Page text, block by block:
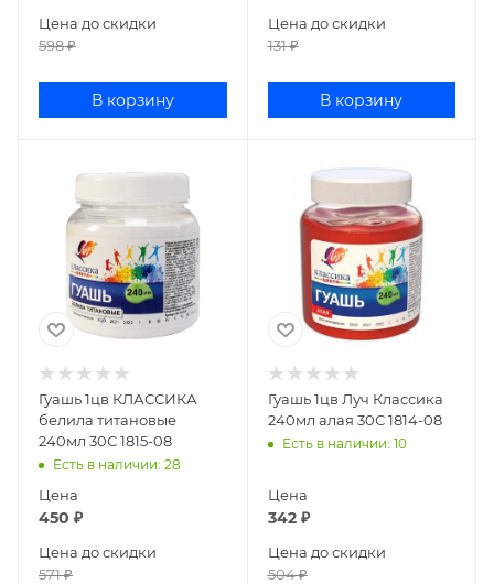
Цена до скидки
598₽
В корзину
Цена до скидки
131₽
В корзину
Гуашь 1цв КЛАССИКА
белила титановые
240мл 30С 1815-08
Есть в наличии: 28
Цена
450 ₽
Цена до скидки
571₽
Гуашь 1цв Луч Классика
240мл алая 30С 1814-08
Есть в наличии: 10
Цена
342₽
Цена до скидки
504₽